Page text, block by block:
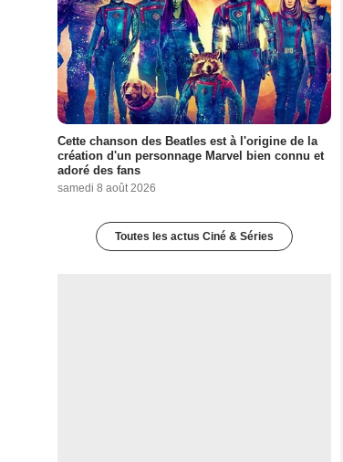
Cette chanson des Beatles est à l'origine de la
création d'un personnage Marvel bien connu et
adoré des fans
samedi 8 août 2026
Toutes les actus Ciné & Séries